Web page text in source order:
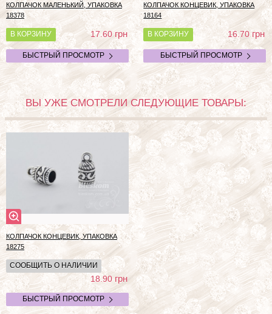
КОЛПАЧОК МАЛЕНЬКИЙ, УПАКОВКА
18378
В КОРЗИНУ 17.60грн
БЫСТРЫЙ ПРОСМОТР
КОЛПАЧОК КОНЦЕВИК, УПАКОВКА
18164
В КОРЗИНУ 16.70грн
БЫСТРЫЙ ПРОСМОТР
ВЫ УЖЕ СМОТРЕЛИ СЛЕДУЮЩИЕ ТОВАРЫ:
КОЛПАЧОК КОНЦЕВИК, УПАКОВКА
18275
СООБЩИТЬ О НАЛИЧИИ
18.90грн
БЫСТРЫЙ ПРОСМОТР